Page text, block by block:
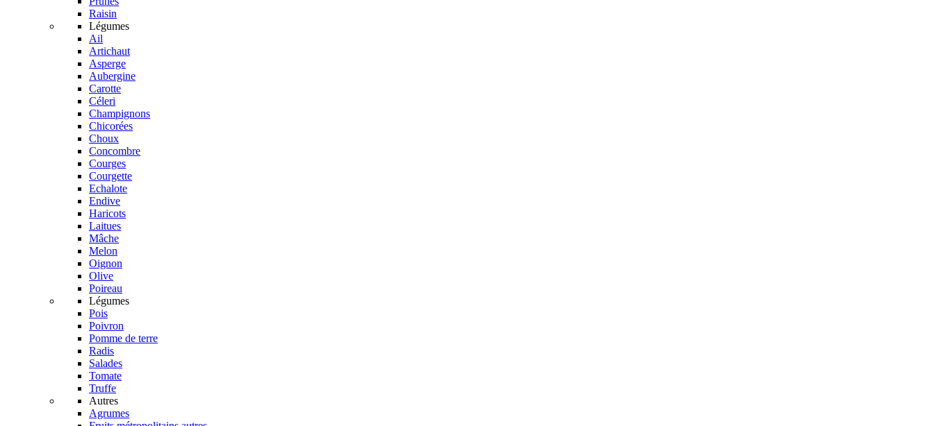
Raisin
Légumes
Ail
Artichaut
Asperge
Aubergine
Carotte
Céleri
Champignons
Chicorées
Choux
Concombre
Courges
Courgette
Echalote
Endive
Haricots
Laitues
Mâche
Melon
Oignon
Olive
Poireau
Légumes
Pois
Poivron
Pomme de terre
Radis
Salades
Tomate
Truffe
Autres
Agrumes